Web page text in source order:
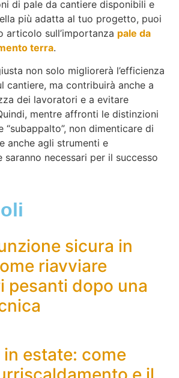
di pale da cantiere disponibili e
più adatta al tuo progetto, puoi
articolo sull’importanza pale da
terra.
non solo migliorerà l’efficienza
cantiere, ma contribuirà anche a
dei lavoratori e a evitare
mentre affronti le distinzioni
“subappalto”, non dimenticare di
anche agli strumenti e
saranno necessari per il successo
sicura in
riavviare
pesanti dopo una
estate: come